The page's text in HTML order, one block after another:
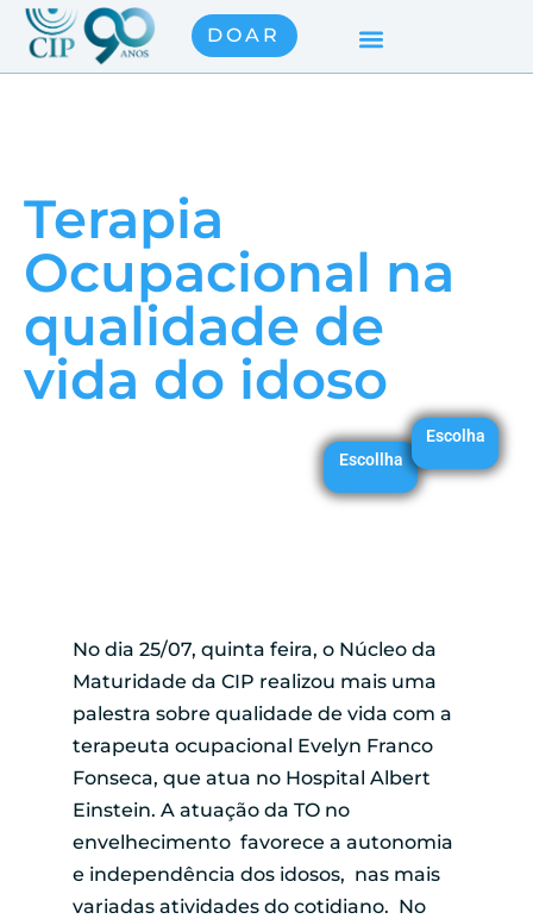
DOAR
Terapia
Ocupacional na
qualidade de
vida do idoso
Escollha
Escolha
No dia 25/07, quinta feira, o Núcleo da
Maturidade da CIP realizou mais uma
palestra sobre qualidade de vida com a
terapeuta ocupacional Evelyn Franco
Fonseca, que atua no Hospital Albert
Einstein. A atuação da TO no
envelhecimento favorece a autonomia
e independência dos idosos, nas mais
variadas atividades do cotidiano. No